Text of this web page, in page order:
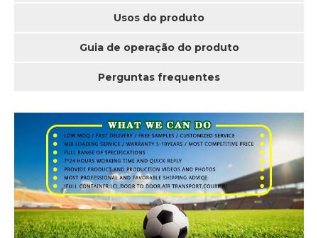
Usos do produto
Guia de operação do produto
Perguntas frequentes